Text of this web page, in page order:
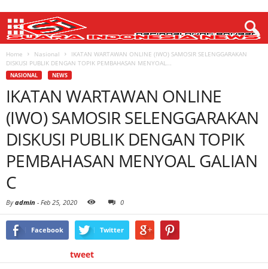
Home Nasional
IKATAN WARTAWAN ONLINE (IWO) SAMOSIR SELENGGARAKAN
DISKUSI PUBLIK DENGAN TOPIK PEMBAHASAN MENYOAL...
NASIONAL NEWS
IKATAN WARTAWAN ONLINE
(IWO) SAMOSIR SELENGGARAKAN
DISKUSI PUBLIK DENGAN TOPIK
PEMBAHASAN MENYOAL GALIAN
C
Byadmin - Feb 25, 2020 0
Facebook Twitter
tweet